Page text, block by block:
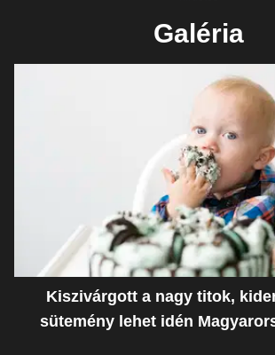
Galéria
Kiszivárgott a nagy titok,
sütemény lehet idén